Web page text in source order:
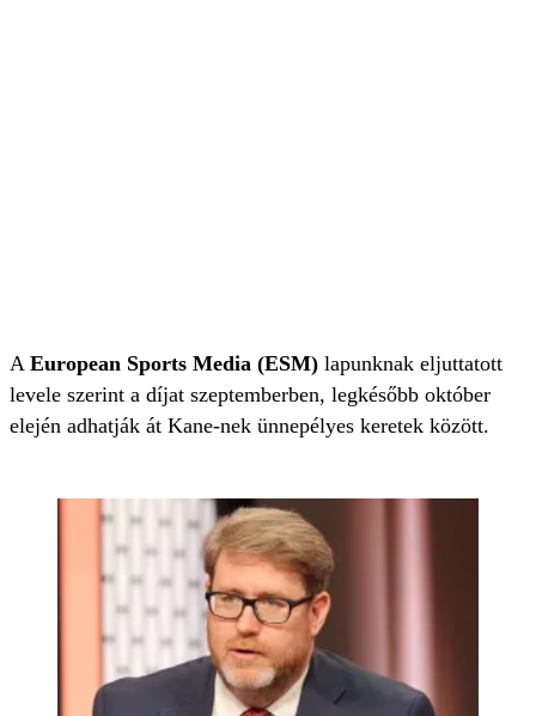
A European Sports Media (ESM) lapunknak eljuttatott
levele szerint a díjat szeptemberben, legkésőbb október
elején adhatják át Kane-nek ünnepélyes keretek között.